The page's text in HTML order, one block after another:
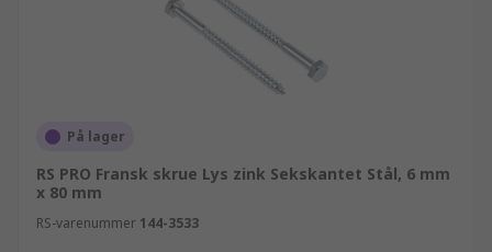
På lager
RS PRO Fransk skrue Lys zink Sekskantet Stål, 6 mm
x 80 mm
RS-varenummer 144-3533